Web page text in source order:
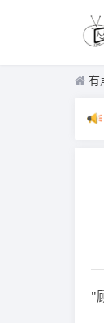
有
"